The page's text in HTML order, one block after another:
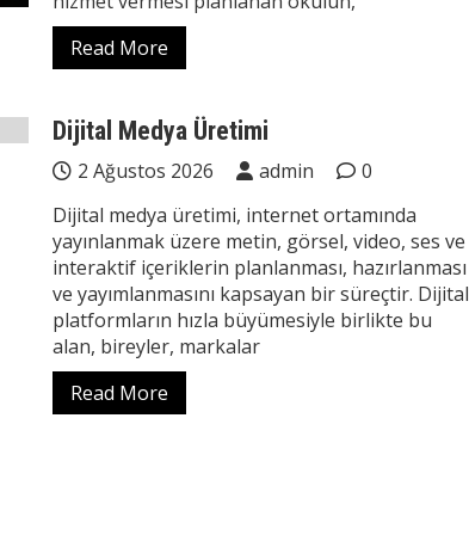
Read More
Dijital Medya Üretimi
2 Ağustos 2026 admin
0
Dijital medya üretimi, internet ortamında
yayınlanmak üzere metin, görsel, video, ses ve
interaktif içeriklerin planlanması, hazırlanması
ve yayımlanmasını kapsayan bir süreçtir. Dijital
platformların hızla büyümesiyle birlikte bu
alan, bireyler, markalar
Read More